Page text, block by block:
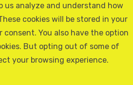
us analyze and understand how
cookies will be stored in your
consent. You also have the option
But opting out of some of
your browsing experience.